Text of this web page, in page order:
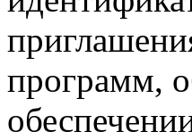
программ,